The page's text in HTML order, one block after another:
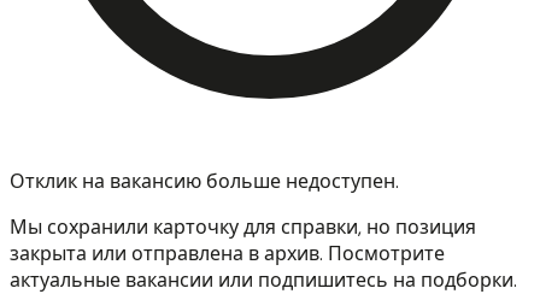
Отклик на вакансию больше недоступен.
Мы сохранили карточку для справки, но позиция
закрыта или отправлена в архив. Посмотрите
актуальные вакансии или подпишитесь на подборки.